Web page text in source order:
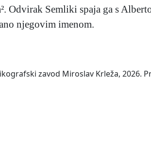
Odvirak Semliki spaja ga s
njegovim imenom.
zavod Miroslav Krleža, 2026.